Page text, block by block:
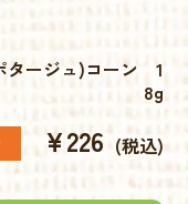
タージュ)コーン 1
8g
¥226 (税込)